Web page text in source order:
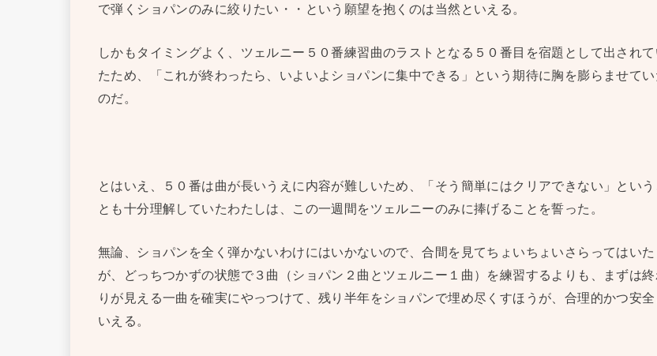
で弾くショパンのみに絞りたい・・という願望を抱くのは当然といえる。
しかもタイミングよく、ツェルニー５０番練習曲のラストとなる５０番目を宿題として出されて
たため、「これが終わったら、いよいよショパンに集中できる」という期待に胸を膨らませてい
のだ。
とはいえ、５０番は曲が長いうえに内容が難しいため、「そう簡単にはクリアできない」という
とも十分理解していたわたしは、この一週間をツェルニーのみに捧げることを誓った。
無論、ショパンを全く弾かないわけにはいかないので、合間を見てちょいちょいさらってはいた
が、どっちつかずの状態で３曲（ショパン２曲とツェルニー１曲）を練習するよりも、まずは終
りが見える一曲を確実にやっつけて、残り半年をショパンで埋め尽くすほうが、合理的かつ安全
いえる。